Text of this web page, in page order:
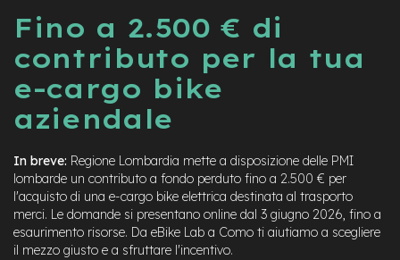
Fino a 2.500 € di
contributo per la tua
e-cargo bike
aziendale
In breve: Regione Lombardia mette a disposizione delle PMI
lombarde un contributo a fondo perduto fino a 2.500 € per
l'acquisto di una e-cargo bike elettrica destinata al trasporto
merci. Le domande si presentano online dal 3 giugno 2026, fino a
esaurimento risorse. Da eBike Lab a Como ti aiutiamo a scegliere
il mezzo giusto e a sfruttare l'incentivo.